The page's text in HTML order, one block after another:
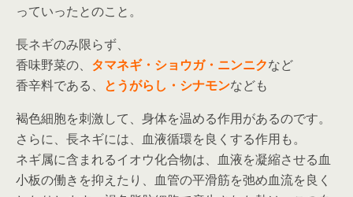
っていったとのこと。
長ネギのみ限らず、
香味野菜の、 タマネギ・ショウガ・ニンニクなど
香辛料である、 とうがらし・シナモンなども
褐色細胞を刺激して、身体を温める作用があるのです。
さらに、長ネギには、血液循環を良くする作用も。
ネギ属に含まれるイオウ化合物は、血液を凝縮させる血
小板の働きを抑えたり、血管の平滑筋を弛め血流を良く